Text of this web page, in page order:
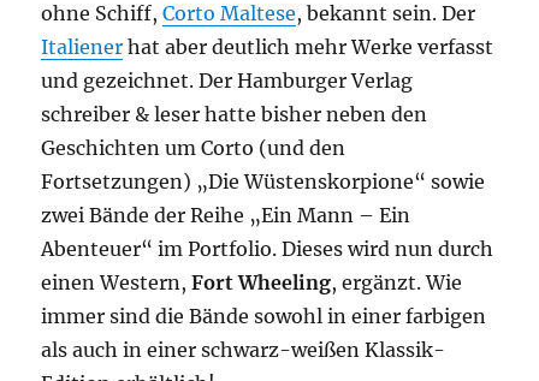
ohne Schiff,Corto Maltese, bekannt sein. Der
Italiener hat aber deutlich mehr Werke verfasst
und gezeichnet. Der Hamburger Verlag
schreiber & leser hatte bisher neben den
Geschichten um Corto (und den
Fortsetzungen) „Die Wüstenskorpione“ sowie
zwei Bände der Reihe „Ein Mann – Ein
Abenteuer“ im Portfolio. Dieses wird nun durch
einen Western,Fort Wheeling, ergänzt. Wie
immer sind die Bände sowohl in einer farbigen
als auch in einer schwarz-weißen Klassik-